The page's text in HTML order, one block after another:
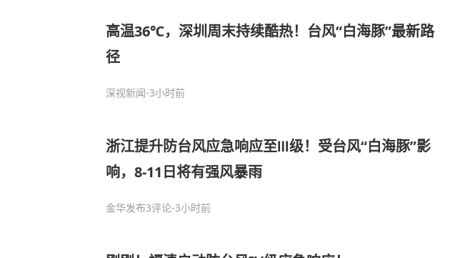
高温36℃，深圳周末持续酷热！台风“白海豚”最新路
径
深视新闻-3小时前
浙江提升防台风应急响应至Ⅲ级！受台风“白海豚”影
响，8-11日将有强风暴雨
金华发布3评论-3小时前